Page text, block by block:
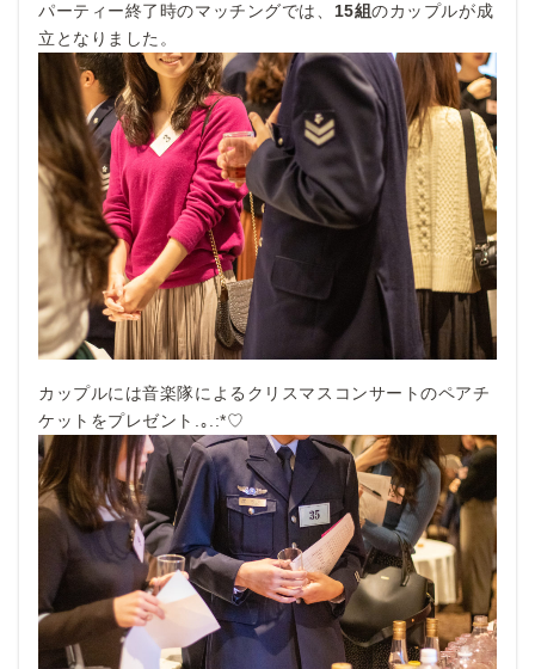
パーティー終了時のマッチングでは、 15組のカップルが成
立となりました。
カップルには音楽隊によるクリスマスコンサートのペアチ
ケットをプレゼント.｡.:*♡